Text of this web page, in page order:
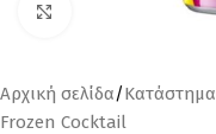
Click to enlarge
Αρχική σελίδα/Κατάστημα
Frozen Cocktail